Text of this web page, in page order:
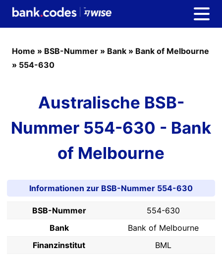
Home » BSB-Nummer » Bank » Bank of Melbourne
» 554-630
Australische BSB-
Nummer 554-630 - Bank
of Melbourne
Informationen zur BSB-Nummer 554-630
BSB-Nummer
554-630
Bank
Bank of Melbourne
Finanzinstitut
BML